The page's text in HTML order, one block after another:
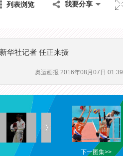
列表浏览 我要分享
华社记者 任正来摄
奥运画报 2016年08月07日 01:39
下一图集>>